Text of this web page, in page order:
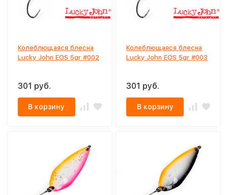
Колеблющаяся блесна
Lucky John EOS 5gr #002
301 руб.
В корзину
Колеблющаяся блесна
Lucky John EOS 5gr #003
301 руб.
В корзину